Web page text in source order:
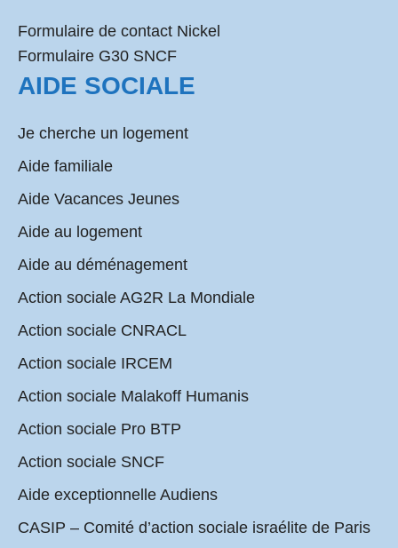
Formulaire de contact Nickel
Formulaire G30 SNCF
AIDE SOCIALE
Je cherche un logement
Aide familiale
Aide Vacances Jeunes
Aide au logement
Aide au déménagement
Action sociale AG2R La Mondiale
Action sociale CNRACL
Action sociale IRCEM
Action sociale Malakoff Humanis
Action sociale Pro BTP
Action sociale SNCF
Aide exceptionnelle Audiens
CASIP – Comité d’action sociale israélite de Paris